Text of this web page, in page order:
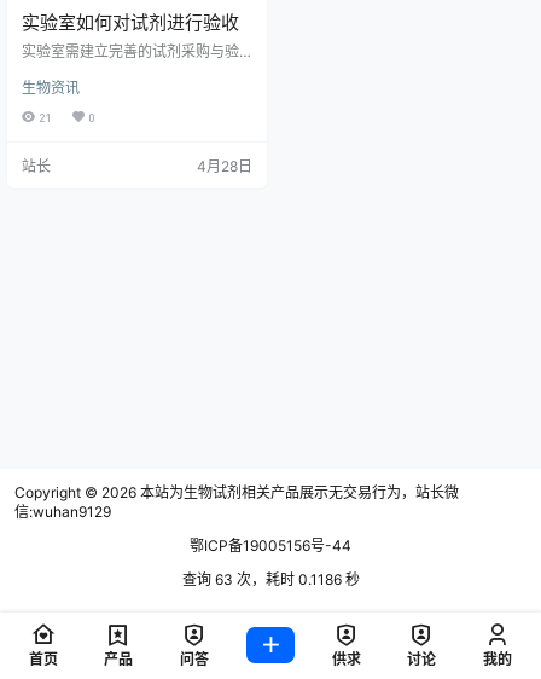
实验室如何对试剂进行验收
实验室需建立完善的试剂采购与验
应签订明确供货时限与质量要求的
合同，并可协商分批或长期供货。
键技术参数检验。大批量采购可进
生物资讯
21 0
站长 4月28日
Copyright © 2026 本站为生物试剂相关产品展示无交易行为，站长微
信:wuhan9129
鄂ICP备19005156号-44
查询 63 次，耗时 0.1186 秒
首页 产品 问答 供求 讨论 我的